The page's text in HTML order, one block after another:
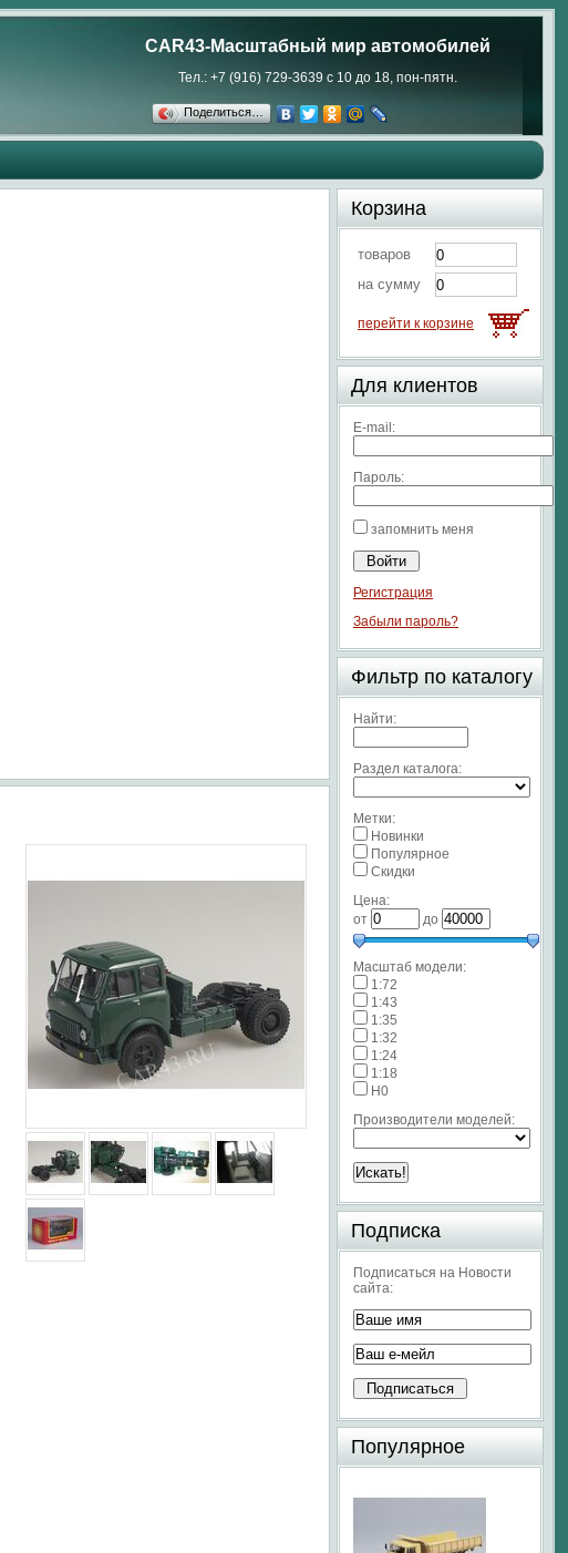
CAR43-Масштабный мир автомобилей
Тел.: +7 (916) 729-3639 с 10 до 18, пон-пятн.
Поделиться…
Корзина
товаров
на сумму
перейти к корзине
Для клиентов
E-mail:
Пароль:
запомнить меня
Регистрация
Забыли пароль?
Фильтр по каталогу
Найти:
Раздел каталога:
Метки:
Новинки
Популярное
Скидки
Цена:
от
до
Масштаб модели:
1:72
1:43
1:35
1:32
1:24
1:18
H0
Производители моделей:
Подписка
Подписаться на Новости
сайта:
Популярное